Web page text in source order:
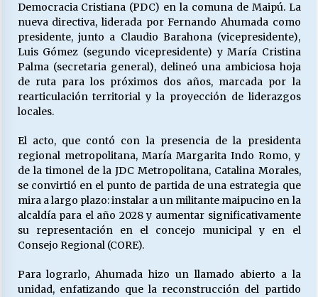
28/05/2026
Releyendo la Rerum Novarum a 135 años. “La
cuestión social hoy”.
16/05/2026
Nuestras Almas)
30/04/2026
¿Asesores con doble sueldo?
18/04/2026
Chile y sus segmentos de la riqueza
06/04/2026
Democracia Cristiana (PDC) en la comuna de Maipú. La
nueva directiva, liderada por Fernando Ahumada como
presidente, junto a Claudio Barahona (vicepresidente),
Luis Gómez (segundo vicepresidente) y María Cristina
Palma (secretaria general), delineó una ambiciosa hoja
de ruta para los próximos dos años, marcada por la
rearticulación territorial y la proyección de liderazgos
locales.
El acto, que contó con la presencia de la presidenta
regional metropolitana, María Margarita Indo Romo, y
de la timonel de la JDC Metropolitana, Catalina Morales,
se convirtió en el punto de partida de una estrategia que
mira a largo plazo: instalar a un militante maipucino en la
alcaldía para el año 2028 y aumentar significativamente
su representación en el concejo municipal y en el
Consejo Regional (CORE).
Para lograrlo, Ahumada hizo un llamado abierto a la
unidad, enfatizando que la reconstrucción del partido